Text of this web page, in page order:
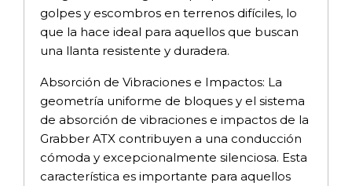
golpes y escombros en terrenos difíciles, lo
que la hace ideal para aquellos que buscan
una llanta resistente y duradera.
Absorción de Vibraciones e Impactos: La
geometría uniforme de bloques y el sistema
de absorción de vibraciones e impactos de la
Grabber ATX contribuyen a una conducción
cómoda y excepcionalmente silenciosa. Esta
característica es importante para aquellos